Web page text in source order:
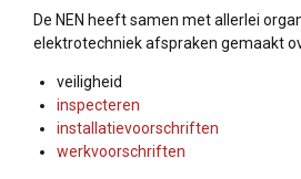
De NEN heeft samen met allerlei
elektrotechniek afspraken gemaakt
veiligheid
inspecteren
installatievoorschriften
werkvoorschriften